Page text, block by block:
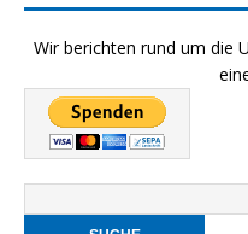
Wir berichten rund um die